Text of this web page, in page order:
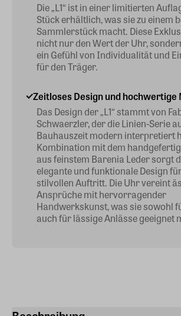
Die „L1“ ist in einer limitierten
Stück erhältlich, was sie zu einem
Sammlerstück macht. Diese
nicht nur den Wert der Uhr,
ein Gefühl von Individualität und
für den Träger.
Zeitloses Design und
Das Design der „L1“ stammt von
Schwaerzler, der die Linien-Serie
Bauhauszeit modern interpretiert
Kombination mit dem
aus feinstem Barenia Leder sorgt
elegante und funktionale Design
stilvollen Auftritt. Die Uhr vereint
Ansprüche mit hervorragender
Handwerkskunst, was sie sowohl
auch für lässige Anlässe geeignet